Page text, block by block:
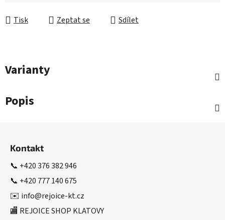
Tisk
Zeptat se Sdílet
Varianty
Popis
Kontakt
📞 +420 376 382 946
📞 +420 777 140 675
✉️ info@rejoice-kt.cz
🏬 REJOICE SHOP KLATOVY